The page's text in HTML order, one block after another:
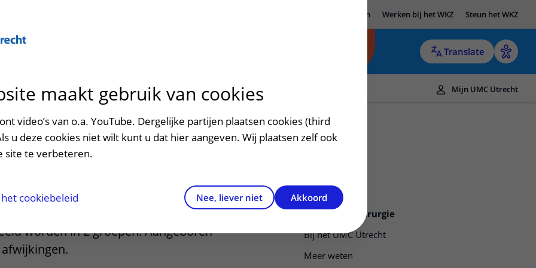
Research Werken bij het WKZ Steun het WKZ
Translate
met kinderen en ouders
en rechten
en route
en route
plattegrond
Mijn UMC Utrecht
chirurgie
Neonatale chirurgie
Bij het UMC Utrecht
Meer weten
chirurgie van het pasgeboren
worden in 2 groepen. Aangeboren
maakt gebruik van cookies
video’s van o.a. YouTube. Dergelijke partijen plaatsen cookies (third
u deze cookies niet wilt kunt u dat hier aangeven. Wij plaatsen zelf ook
site te verbeteren.
cookiebeleid Nee, liever niet Akkoord